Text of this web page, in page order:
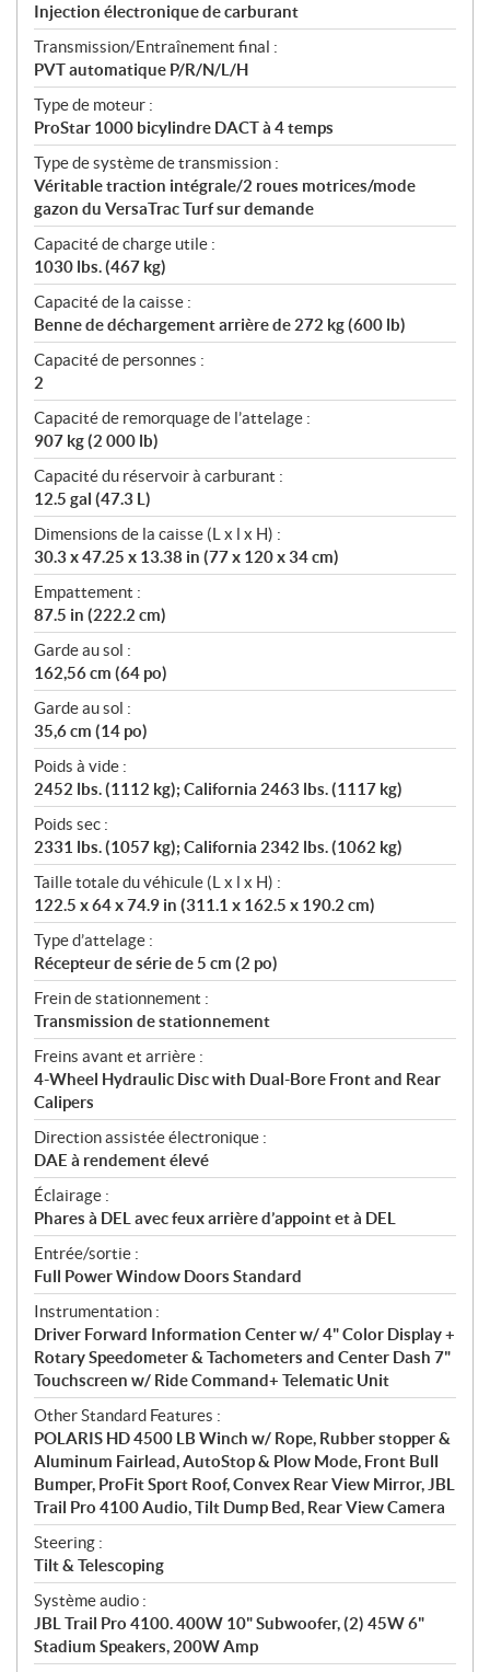
Injection électronique de carburant
Transmission/Entraînement final :
PVT automatique P/R/N/L/H
Type de moteur :
ProStar 1000 bicylindre DACT à 4 temps
Type de système de transmission :
Véritable traction intégrale/2 roues motrices/mode
gazon du VersaTrac Turf sur demande
Capacité de charge utile :
1030 lbs. (467 kg)
Capacité de la caisse :
Benne de déchargement arrière de 272 kg (600 lb)
Capacité de personnes :
2
Capacité de remorquage de l’attelage :
907 kg (2 000 lb)
Capacité du réservoir à carburant :
12.5 gal (47.3 L)
Dimensions de la caisse (L x l x H) :
30.3 x 47.25 x 13.38 in (77 x 120 x 34 cm)
Empattement :
87.5 in (222.2 cm)
Garde au sol :
162,56 cm (64 po)
Garde au sol :
35,6 cm (14 po)
Poids à vide :
2452 lbs. (1112 kg); California 2463 lbs. (1117 kg)
Poids sec :
2331 lbs. (1057 kg); California 2342 lbs. (1062 kg)
Taille totale du véhicule (L x l x H) :
122.5 x 64 x 74.9 in (311.1 x 162.5 x 190.2 cm)
Type d’attelage :
Récepteur de série de 5 cm (2 po)
Frein de stationnement :
Transmission de stationnement
Freins avant et arrière :
4-Wheel Hydraulic Disc with Dual-Bore Front and Rear
Calipers
Direction assistée électronique :
DAE à rendement élevé
Éclairage :
Phares à DEL avec feux arrière d’appoint et à DEL
Entrée/sortie :
Full Power Window Doors Standard
Instrumentation :
Driver Forward Information Center w/ 4" Color Display +
Rotary Speedometer & Tachometers and Center Dash 7"
Touchscreen w/ Ride Command+ Telematic Unit
Other Standard Features :
POLARIS HD 4500 LB Winch w/ Rope, Rubber stopper &
Aluminum Fairlead, AutoStop & Plow Mode, Front Bull
Bumper, ProFit Sport Roof, Convex Rear View Mirror, JBL
Trail Pro 4100 Audio, Tilt Dump Bed, Rear View Camera
Steering :
Tilt & Telescoping
Système audio :
JBL Trail Pro 4100. 400W 10" Subwoofer, (2) 45W 6"
Stadium Speakers, 200W Amp